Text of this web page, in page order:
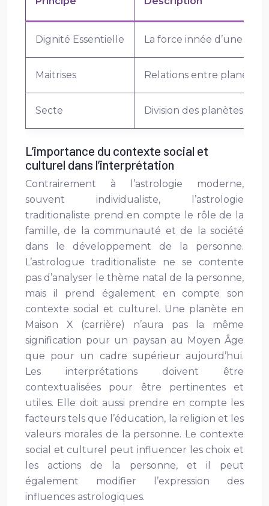
Dignité Essentielle La force innée d’une
Maitrises Relations entre planètes
Secte Division des planètes en
L’importance du contexte social et
culturel dans l’interprétation
Contrairement à l’astrologie moderne,
souvent individualiste, l’astrologie
traditionaliste prend en compte le rôle de la
famille, de la communauté et de la société
dans le développement de la personne.
L’astrologue traditionaliste ne se contente
pas d’analyser le thème natal de la personne,
mais il prend également en compte son
contexte social et culturel. Une planète en
Maison X (carrière) n’aura pas la même
signification pour un paysan au Moyen Âge
que pour un cadre supérieur aujourd’hui.
Les interprétations doivent être
contextualisées pour être pertinentes et
utiles. Elle doit aussi prendre en compte les
facteurs tels que l’éducation, la religion et les
valeurs morales de la personne. Le contexte
social et culturel peut influencer les choix et
les actions de la personne, et il peut
également modifier l’expression des
influences astrologiques.